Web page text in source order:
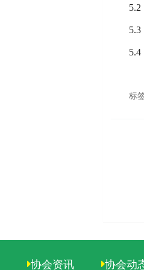
标
协会资讯 协会动